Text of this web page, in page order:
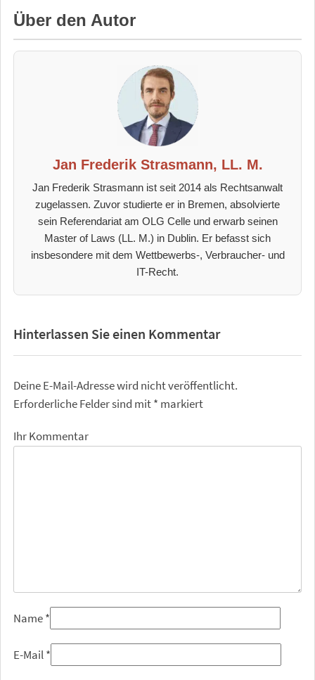
Über den Autor
Jan Frederik Strasmann, LL. M.
Jan Frederik Strasmann ist seit 2014 als Rechtsanwalt
zugelassen. Zuvor studierte er in Bremen, absolvierte
sein Referendariat am OLG Celle und erwarb seinen
Master of Laws (LL. M.) in Dublin. Er befasst sich
insbesondere mit dem Wettbewerbs-, Verbraucher- und
IT-Recht.
Hinterlassen Sie einen Kommentar
Deine E-Mail-Adresse wird nicht veröffentlicht.
Erforderliche Felder sind mit* markiert
Ihr Kommentar
Name*
E-Mail*